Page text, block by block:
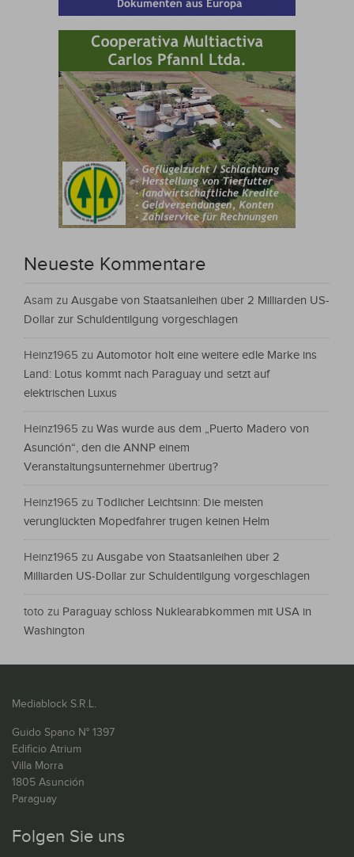
Neueste Kommentare
Asam zu Ausgabe von Staatsanleihen über 2 Milliarden US-
Dollar zur Schuldentilgung vorgeschlagen
Heinz1965 zu Automotor holt eine weitere edle Marke ins
Land: Lotus kommt nach Paraguay und setzt auf
elektrischen Luxus
Heinz1965 zu Was wurde aus dem „Puerto Madero von
Asunción“, den die ANNP einem
Veranstaltungsunternehmer übertrug?
Heinz1965 zu Tödlicher Leichtsinn: Die meisten
verunglückten Mopedfahrer trugen keinen Helm
Heinz1965 zu Ausgabe von Staatsanleihen über 2
Milliarden US-Dollar zur Schuldentilgung vorgeschlagen
toto zu Paraguay schloss Nuklearabkommen mit USA in
Washington
Mediablock S.R.L.
Guido Spano N° 1397
Edificio Atrium
Villa Morra
1805 Asunción
Paraguay
Folgen Sie uns